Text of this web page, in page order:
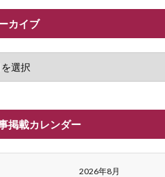
カイブ
掲載カレンダー
2026年8月